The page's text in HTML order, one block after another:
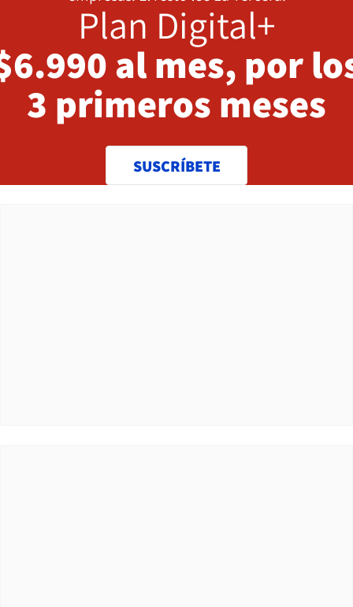
Plan Digital+
al mes, por
3 primeros meses
SUSCRÍBETE